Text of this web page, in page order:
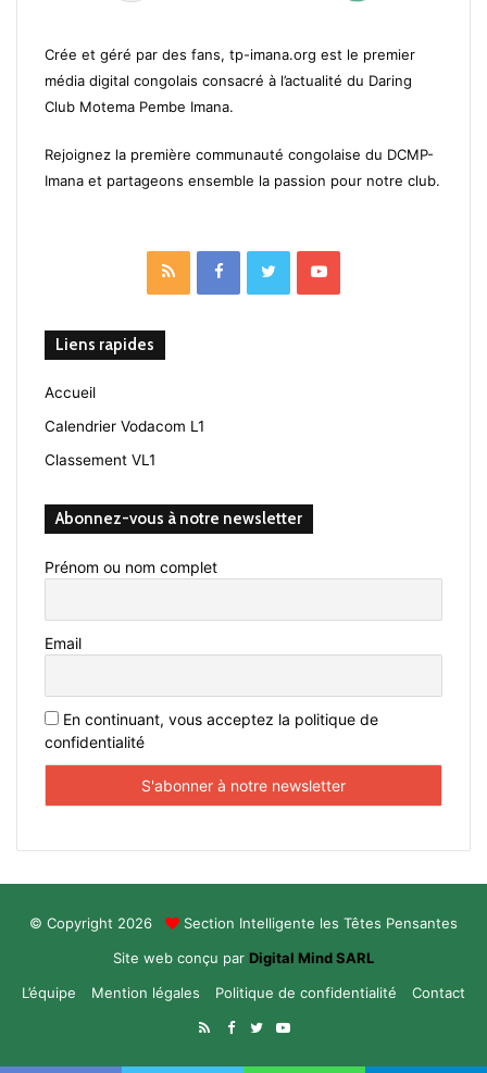
Crée et géré par des fans, tp-imana.org est le premier
média digital congolais consacré à l’actualité du Daring
Club Motema Pembe Imana.
Rejoignez la première communauté congolaise du DCMP-
Imana et partageons ensemble la passion pour notre club.
RSS FacebookTwitterYouTube
Liens rapides
Accueil
Calendrier Vodacom L1
Classement VL1
Abonnez-vous à notre newsletter
Prénom ou nom complet
Email
En continuant, vous acceptez la politique de
confidentialité
© Copyright 2026
Section Intelligente les Têtes Pensantes
Site web conçu par Digital Mind SARL
L’équipe
Mention légales Politique de confidentialité
Contact
RSSFacebook
TwitterYouTube